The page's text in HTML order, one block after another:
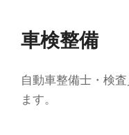
車検整備
自動車整備士・検
ます。